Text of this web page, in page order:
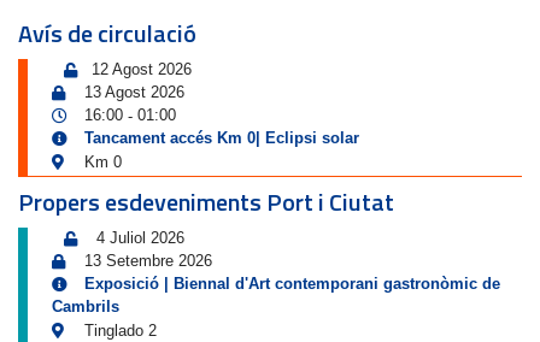
Avís de circulació
12 Agost 2026
13 Agost 2026
16:00 - 01:00
Tancament accés Km 0| Eclipsi solar
Km 0
Propers esdeveniments Port i Ciutat
4 Juliol 2026
13 Setembre 2026
Exposició | Biennal d'Art contemporani gastronòmic de
Cambrils
Tinglado 2